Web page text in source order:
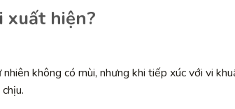
xuất hiện?
không có mùi, nhưng khi tiếp xúc với vi